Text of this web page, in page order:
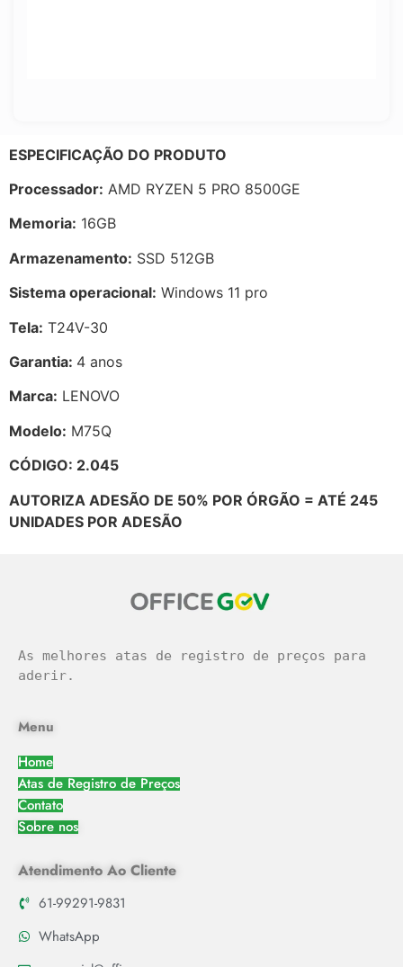
ESPECIFICAÇÃO DO PRODUTO
Processador: AMD RYZEN 5 PRO 8500GE
Memoria: 16GB
Armazenamento: SSD 512GB
Sistema operacional: Windows 11 pro
Tela: T24V-30
Garantia: 4 anos
Marca: LENOVO
Modelo: M75Q
CÓDIGO: 2.045
AUTORIZA ADESÃO DE 50% POR ÓRGÃO = ATÉ 245
UNIDADES POR ADESÃO
As melhores atas de registro de preços para
aderir.
Menu
Home
Atas de Registro de Preços
Contato
Sobre nos
Atendimento Ao Cliente
61-99291-9831
WhatsApp